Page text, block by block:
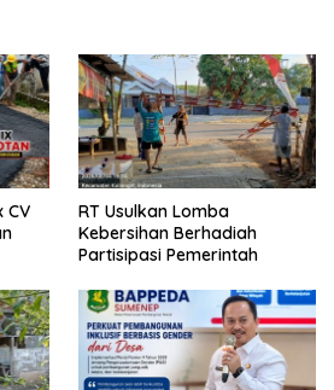
CV
RT Usulkan Lomba
Kebersihan Berhadiah
Partisipasi Pemerintah